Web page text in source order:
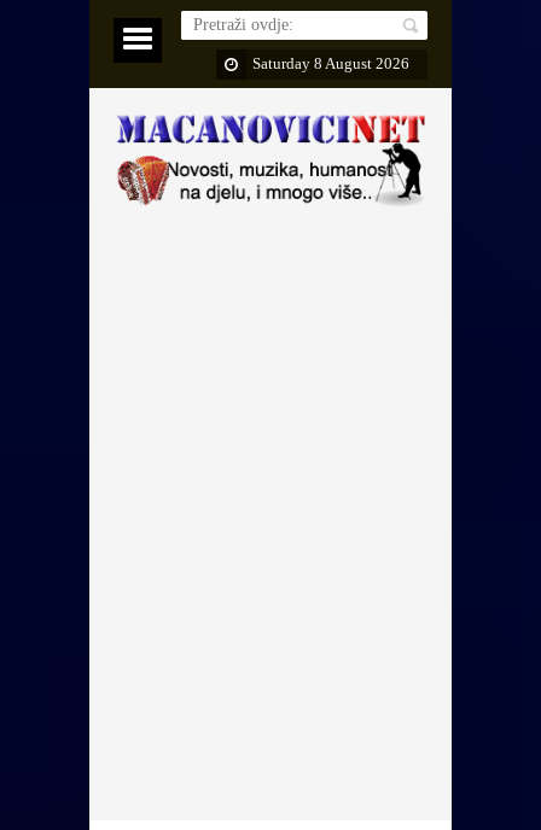
Saturday 8 August 2026